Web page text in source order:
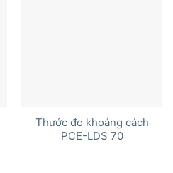
Thước đo khoảng cách
PCE-LDS 70